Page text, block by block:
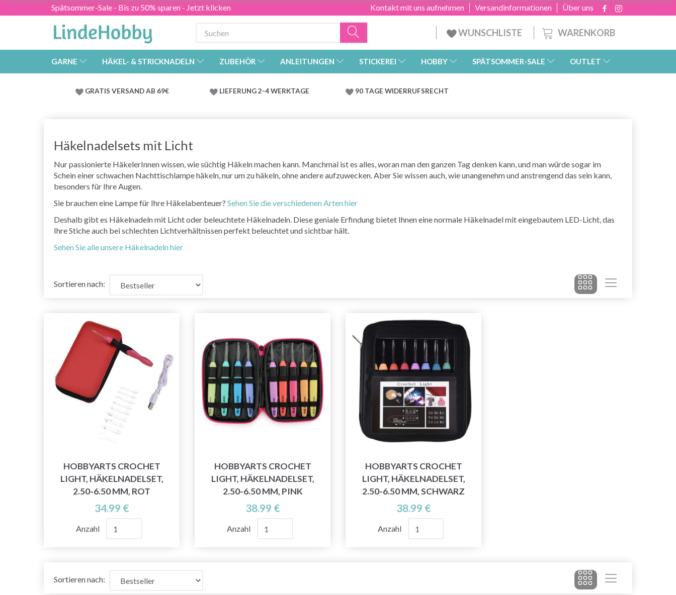
Spätsommer-Sale - Bis zu 50% sparen - Jetzt klicken Über uns
Versandinformationen
Kontakt mit uns aufnehmen
WARENKORB
WUNSCHLISTE
GARNE HÄKEL- & STRICKNADELN ZUBEHÖR ANLEITUNGEN STICKEREI HOBBY SPÄTSOMMER-SALE OUTLET
GRATIS VERSAND AB 69€ LIEFERUNG 2-4 WERKTAGE 90 TAGE WIDERRUFSRECHT
Häkelnadelsets mit Licht
Nur passionierte HäkelerInnen wissen, wie süchtig Häkeln machen kann. Manchmal ist es alles, woran man den ganzen Tag denken kann, und man würde sogar im
Schein einer schwachen Nachttischlampe häkeln, nur um zu häkeln, ohne andere aufzuwecken. Aber Sie wissen auch, wie unangenehm und anstrengend das sein kann,
besonders für Ihre Augen.
Sie brauchen eine Lampe für Ihre Häkelabenteuer? Sehen Sie die verschiedenen Arten hier
Deshalb gibt es Häkelnadeln mit Licht oder beleuchtete Häkelnadeln. Diese geniale Erfindung bietet Ihnen eine normale Häkelnadel mit eingebautem LED-Licht, das
Ihre Stiche auch bei schlechten Lichtverhältnissen perfekt beleuchtet und sichtbar hält.
Sehen Sie alle unsere Häkelnadeln hier
Sortieren nach:
HOBBYARTS CROCHET
LIGHT, HÄKELNADELSET,
2.50-6.50 MM, ROT
34.99 €
Anzahl
HOBBYARTS CROCHET
LIGHT, HÄKELNADELSET,
2.50-6.50 MM, PINK
38.99 €
Anzahl
HOBBYARTS CROCHET
LIGHT, HÄKELNADELSET,
2.50-6.50 MM, SCHWARZ
38.99 €
Anzahl
Sortieren nach: